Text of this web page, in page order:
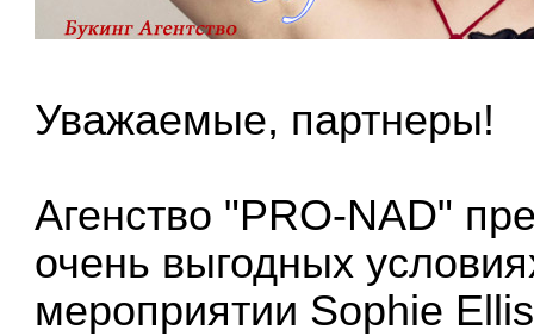
Уважаемые, партнеры!
Агенство "PRO-NAD"
очень выгодных
мероприятии Sophie